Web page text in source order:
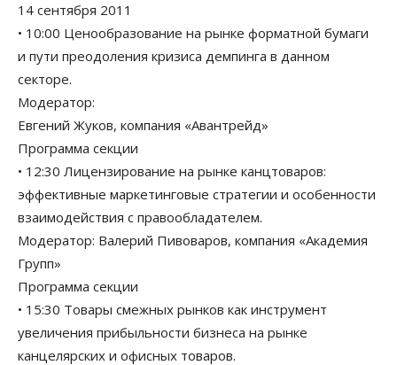
14 сентября 2011
• 10:00 Ценообразование на рынке форматной бумаги
и пути преодоления кризиса демпинга в данном
секторе.
Модератор:
Евгений Жуков, компания «Авантрейд»
Программа секции
• 12:30 Лицензирование на рынке канцтоваров:
эффективные маркетинговые стратегии и особенности
взаимодействия с правообладателем.
Модератор: Валерий Пивоваров, компания «Академия
Групп»
Программа секции
• 15:30 Товары смежных рынков как инструмент
увеличения прибыльности бизнеса на рынке
канцелярских и офисных товаров.